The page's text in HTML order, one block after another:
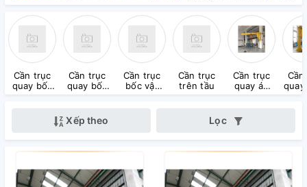
Cần trục
quay bốc
cát
Cần trục
quay bốc
than
Cần trục
bốc vật
liệu
Cần trục
trên tầu
Cần trục
quay áp
cột
Xếp theo Lọc